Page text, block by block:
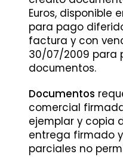
Euros, disponible
para pago
factura y con
30/07/2009 para
documentos.
Documentos
comercial
ejemplar y copia
entrega firmado
parciales no